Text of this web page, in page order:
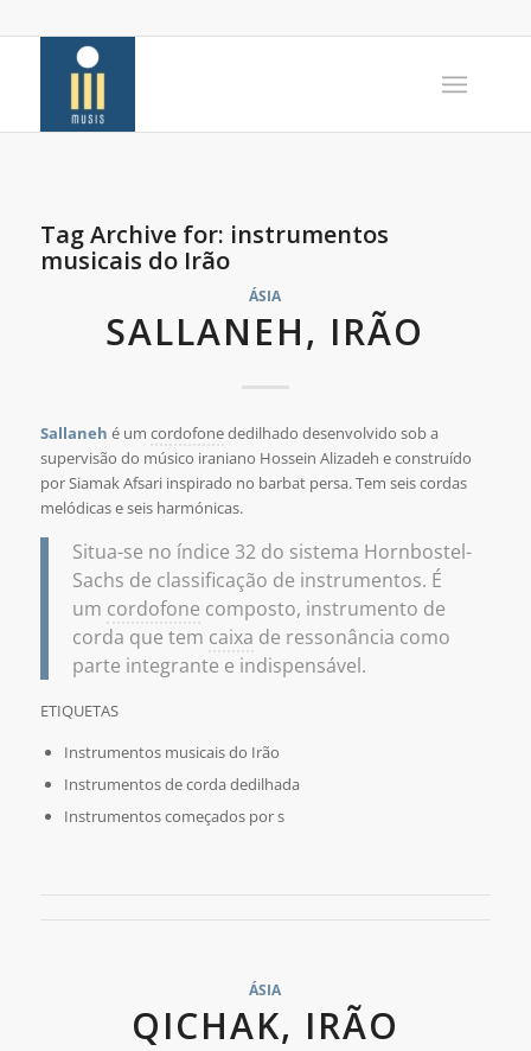
Tag Archive for: instrumentos
musicais do Irão
ÁSIA
SALLANEH, IRÃO
Sallaneh é um cordofonededilhado desenvolvido sob a
supervisão do músico iraniano Hossein Alizadeh e construído
por Siamak Afsari inspirado no barbat persa. Tem seis cordas
melódicas e seis harmónicas.
Situa-se no índice 32 do sistema Hornbostel-
Sachs de classificação de instrumentos. É
um cordofone composto, instrumento de
corda que tem caixa de ressonância como
parte integrante e indispensável.
ETIQUETAS
Instrumentos musicais do Irão
Instrumentos de corda dedilhada
Instrumentos começados por s
ÁSIA
QICHAK, IRÃO